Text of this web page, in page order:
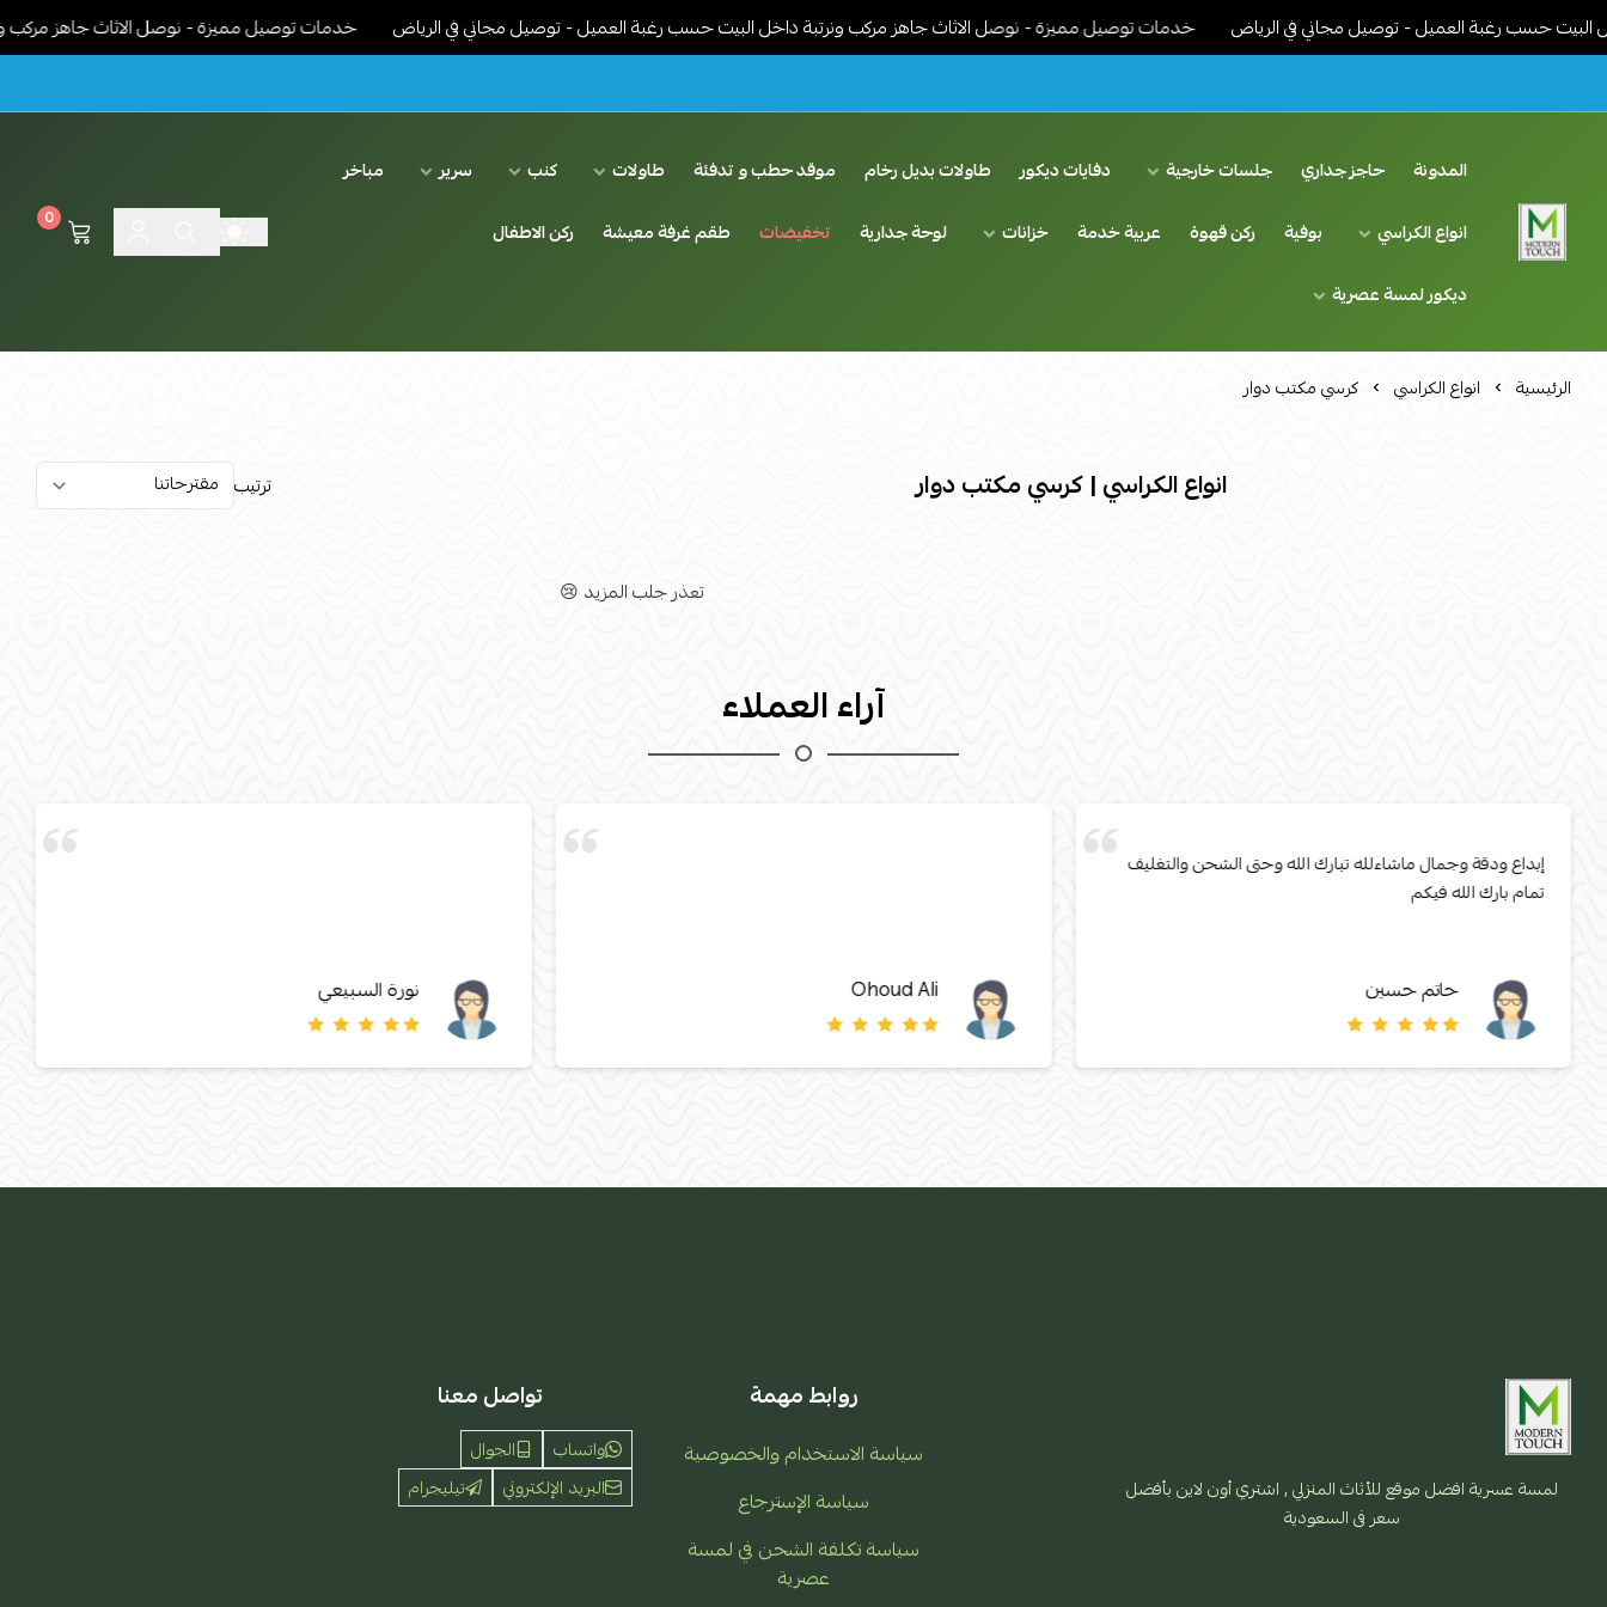
حسب رغبة العميل - توصيل مجاني في الرياض خدمات توصيل مميزة - نوصل الاثاث جاهز مركب ونرتبة داخل البيت حسب رغبة العميل - توصيل مجاني في الرياض خدمات توصيل مميزة - نوصل الاثاث جاهز مركب
اثاث مودرن لمسة عصرية
المدونة حاجز جداري جلسات خارجية دفايات ديكور طاولات بديل رخام موقد حطب و تدفئة طاولات كنب سرير
مباخر
انواع الكراسي
بوفية ركن قهوة عربية خدمة خزانات لوحة جدارية تخفيضات طقم غرفة معيشة
ركن الاطفال
ديكور لمسة عصرية
0
الرئيسية انواع الكراسي كرسي مكتب دوار
انواع الكراسي | كرسي مكتب دوار ترتيب
تعذر جلب المزيد 😢
آراء العملاء
إبداع ودقة وجمال ماشاءلله تبارك الله وحتى الشحن والتغليف
تمام بارك الله فيكم
حاتم حسين Ohoud Ali نورة السبيعي
لمسة عسرية افضل موقع للأثاث المنزلي , اشتري أون لاين بأفضل
سعر فى السعودية
روابط مهمة
سياسة الاستخدام والخصوصية
سياسة الإسترجاع
سياسة تكلفة الشحن في لمسة
عصرية
تواصل معنا
واتساب
الجوال
البريد الإلكتروني
تيليجرام